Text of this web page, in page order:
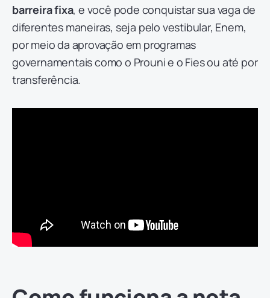
barreira fixa, e você pode conquistar sua vaga de
diferentes maneiras, seja pelo vestibular, Enem,
por meio da aprovação em programas
governamentais como o Prouni e o Fies ou até por
transferência.